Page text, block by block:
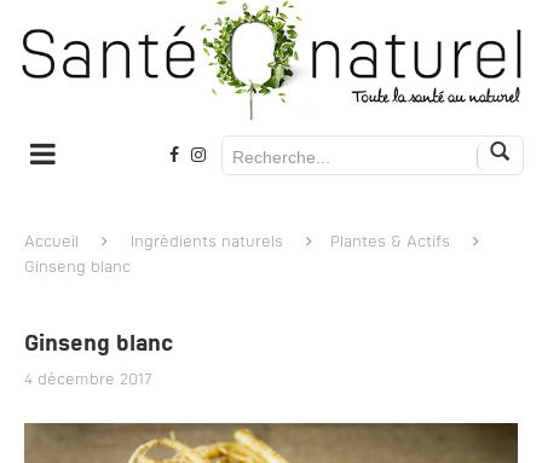
Accueil Ingrédients naturels
Plantes & Actifs
Ginseng blanc
Ginseng blanc
4 décembre 2017